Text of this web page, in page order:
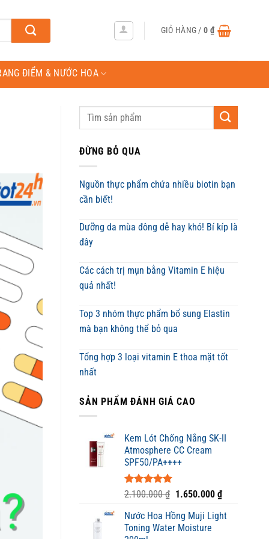
GIỎ HÀNG /0 ₫
ĐIỂM & NƯỚC HOA
ĐỪNG BỎ QUA
Nguồn thực phẩm chứa nhiều biotin bạn
cần biết!
Dưỡng da mùa đông dễ hay khó! Bí kíp là
đây
Các cách trị mụn bằng Vitamin E hiệu
quả nhất!
Top 3 nhóm thực phẩm bổ sung Elastin
mà bạn không thể bỏ qua
Tổng hợp 3 loại vitamin E thoa mặt tốt
nhất
SẢN PHẨM ĐÁNH GIÁ CAO
Kem Lót Chống Nắng SK-II
Atmosphere CC Cream
SPF50/PA++++
Được xếp
5 sao
2.100.000₫ Giá
là:
2.100.000 ₫.
1.650.000 ₫Giá
tại
Nước Hoa Hồng Muji Light
Toning Water Moisture